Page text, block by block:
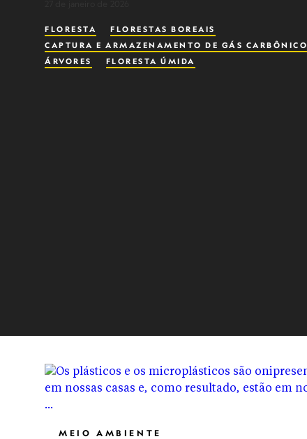
FLORESTA
FLORESTAS BOREAIS
CAPTURA E ARMAZENAMENTO DE GÁS CARBÔNICO
ÁRVORES
FLORESTA ÚMIDA
MEIO AMBIENTE